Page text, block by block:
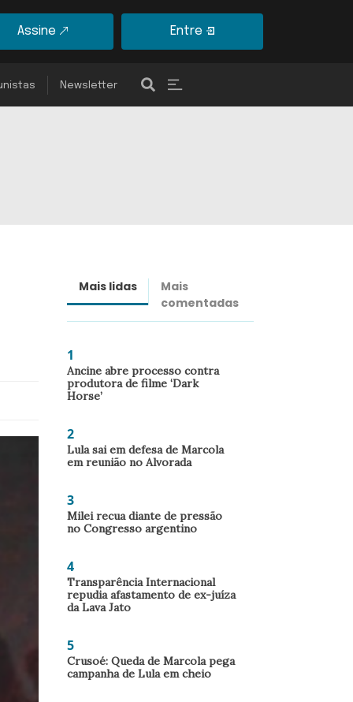
Assine Entre
Newsletter
Mais lidas
Mais
comentadas
1
Ancine abre processo contra
produtora de filme ‘Dark
Horse’
2
Lula sai em defesa de Marcola
em reunião no Alvorada
3
Milei recua diante de pressão
no Congresso argentino
4
Transparência Internacional
repudia afastamento de ex-juíza
da Lava Jato
5
Crusoé: Queda de Marcola pega
campanha de Lula em cheio